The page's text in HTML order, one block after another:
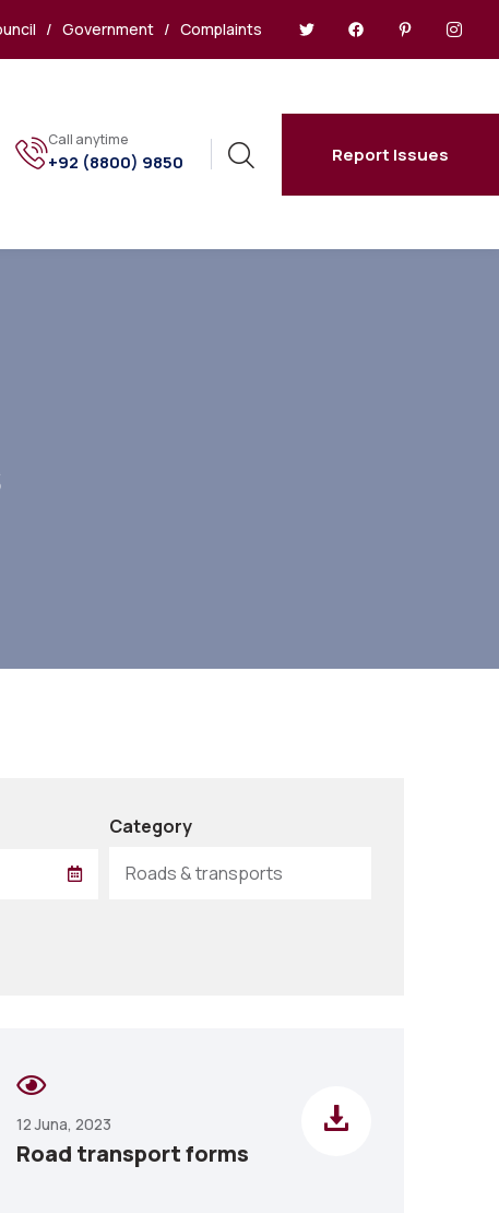
/ Government/ Complaints
Call anytime
+92 (8800) 9850 Report Issues
Category
Roads & transports
12 Juna, 2023
Road transport forms